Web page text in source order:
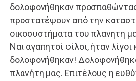
δολοφονήθηκαν
προστατέψουν από την
οικοσυστήματα του πλανήτη
Ναι αγαπητοί φίλοι, ήταν λίγοι
δολοφονήθηκαν!
πλανήτη μας. Επιτέλους η